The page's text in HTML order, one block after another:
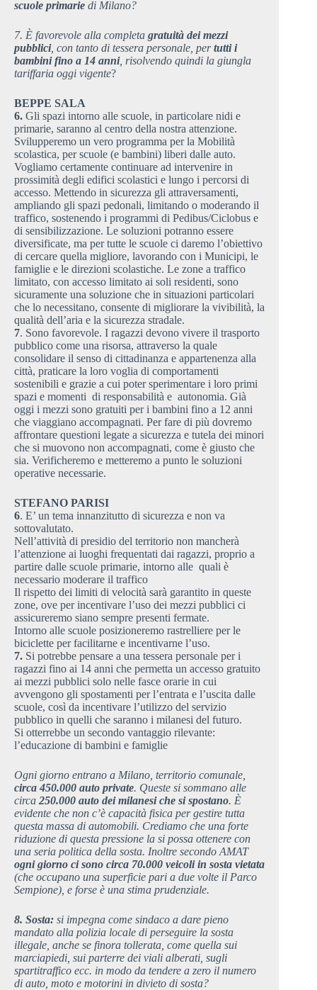
scuole primarie di Milano?
7. È favorevole alla completa gratuità dei mezzi
pubblici, con tanto di tessera personale, pertutti i
bambini fino a 14 anni, risolvendo quindi la giungla
tariffaria oggi vigente?
BEPPE SALA
6. Gli spazi intorno alle scuole, in particolare nidi e
primarie, saranno al centro della nostra attenzione.
Svilupperemo un vero programma per la Mobilità
scolastica, per scuole (e bambini) liberi dalle auto.
Vogliamo certamente continuare ad intervenire in
prossimità degli edifici scolastici e lungo i percorsi di
accesso. Mettendo in sicurezza gli attraversamenti,
ampliando gli spazi pedonali, limitando o moderando il
traffico, sostenendo i programmi di Pedibus/Ciclobus e
di sensibilizzazione. Le soluzioni potranno essere
diversificate, ma per tutte le scuole ci daremo l’obiettivo
di cercare quella migliore, lavorando con i Municipi, le
famiglie e le direzioni scolastiche. Le zone a traffico
limitato, con accesso limitato ai soli residenti, sono
sicuramente una soluzione che in situazioni particolari
che lo necessitano, consente di migliorare la vivibilità, la
qualità dell’aria e la sicurezza stradale.
7. Sono favorevole. I ragazzi devono vivere il trasporto
pubblico come una risorsa, attraverso la quale
consolidare il senso di cittadinanza e appartenenza alla
città, praticare la loro voglia di comportamenti
sostenibili e grazie a cui poter sperimentare i loro primi
spazi e momenti di responsabilità e autonomia. Già
oggi i mezzi sono gratuiti per i bambini fino a 12 anni
che viaggiano accompagnati. Per fare di più dovremo
affrontare questioni legate a sicurezza e tutela dei minori
che si muovono non accompagnati, come è giusto che
sia. Verificheremo e metteremo a punto le soluzioni
operative necessarie.
STEFANO PARISI
6. E’ un tema innanzitutto di sicurezza e non va
sottovalutato.
Nell’attività di presidio del territorio non mancherà
l’attenzione ai luoghi frequentati dai ragazzi, proprio a
partire dalle scuole primarie, intorno alle quali è
necessario moderare il traffico
Il rispetto dei limiti di velocità sarà garantito in queste
zone, ove per incentivare l’uso dei mezzi pubblici ci
assicureremo siano sempre presenti fermate.
Intorno alle scuole posizioneremo rastrelliere per le
biciclette per facilitarne e incentivarne l’uso.
7. Si potrebbe pensare a una tessera personale per i
ragazzi fino ai 14 anni che permetta un accesso gratuito
ai mezzi pubblici solo nelle fasce orarie in cui
avvengono gli spostamenti per l’entrata e l’uscita dalle
scuole, così da incentivare l’utilizzo del servizio
pubblico in quelli che saranno i milanesi del futuro.
Si otterrebbe un secondo vantaggio rilevante:
l’educazione di bambini e famiglie
Ogni giorno entrano a Milano, territorio comunale,
circa 450.000 auto private. Queste si sommano alle
circa 250.000 auto dei milanesi che si spostano. È
evidente che non c’è capacità fisica per gestire tutta
questa massa di automobili. Crediamo che una forte
riduzione di questa pressione la si possa ottenere con
una seria politica della sosta. Inoltre secondo AMAT
ogni giorno ci sono circa 70.000 veicoli in sosta vietata
(che occupano una superficie pari a due volte il Parco
Sempione), e forse è una stima prudenziale.
8. Sosta: si impegna come sindaco a dare pieno
mandato alla polizia locale di perseguire la sosta
illegale, anche se finora tollerata, come quella sui
marciapiedi, sui parterre dei viali alberati, sugli
spartitraffico ecc. in modo da tendere a zero il numero
di auto, moto e motorini in divieto di sosta?